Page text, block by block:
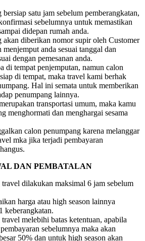
satu jam sebelum pemberangkatan,
sebelumnya untuk memastikan
didepan rumah anda.
akan diberikan nomor supir oleh Customer
menjemput anda sesuai tanggal dan
dengan pemesanan anda.
di tempat penjemputan, namun calon
di tempat, maka travel kami berhak
Hal ini semata untuk memberikan
penumpang lainnya.
transportasi umum, maka kamu
menghormati dan menghargai sesama
calon penumpang karena melanggar
mka jika terjadi pembayaran
DAN PEMBATALAN
dilakukan maksimal 6 jam sebelum
harga atau high season lainnya
keberangkatan.
melebihi batas ketentuan, apabila
sebelumnya maka akan
50% dan untuk high season akan